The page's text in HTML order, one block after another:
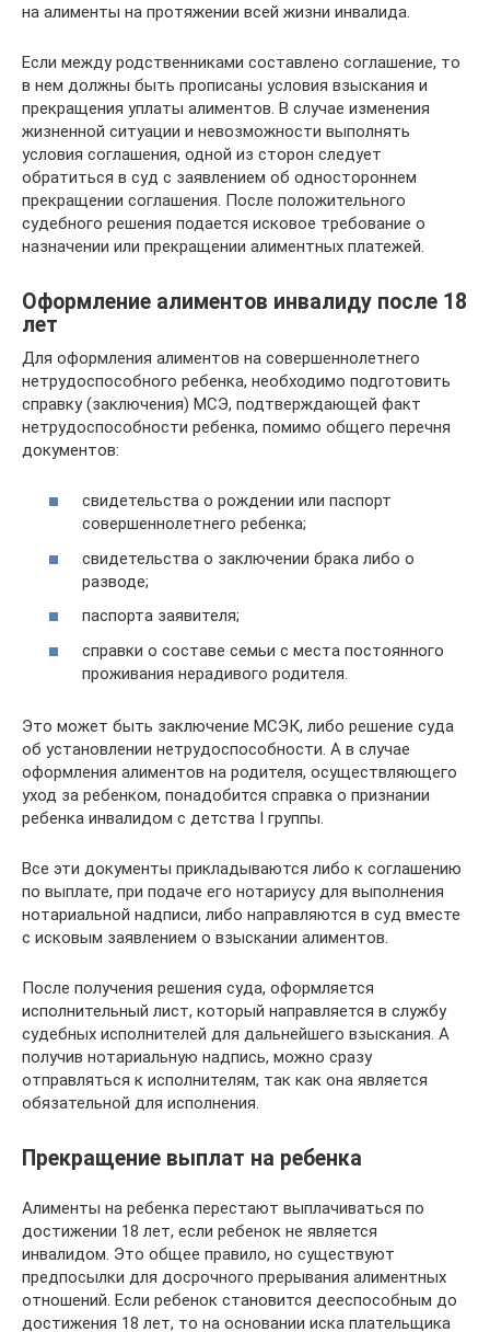
на алименты на протяжении всей жизни инвалида.
Если между родственниками составлено соглашение, то
в нем должны быть прописаны условия взыскания и
прекращения уплаты алиментов. В случае изменения
жизненной ситуации и невозможности выполнять
условия соглашения, одной из сторон следует
обратиться в суд с заявлением об одностороннем
прекращении соглашения. После положительного
судебного решения подается исковое требование о
назначении или прекращении алиментных платежей.
Оформление алиментов инвалиду после 18
лет
Для оформления алиментов на совершеннолетнего
нетрудоспособного ребенка, необходимо подготовить
справку (заключения) МСЭ, подтверждающей факт
нетрудоспособности ребенка, помимо общего перечня
документов:
свидетельства о рождении или паспорт
совершеннолетнего ребенка;
свидетельства о заключении брака либо о
разводе;
паспорта заявителя;
справки о составе семьи с места постоянного
проживания нерадивого родителя.
Это может быть заключение МСЭК, либо решение суда
об установлении нетрудоспособности. А в случае
оформления алиментов на родителя, осуществляющего
уход за ребенком, понадобится справка о признании
ребенка инвалидом с детства I группы.
Все эти документы прикладываются либо к соглашению
по выплате, при подаче его нотариусу для выполнения
нотариальной надписи, либо направляются в суд вместе
с исковым заявлением о взыскании алиментов.
После получения решения суда, оформляется
исполнительный лист, который направляется в службу
судебных исполнителей для дальнейшего взыскания. А
получив нотариальную надпись, можно сразу
отправляться к исполнителям, так как она является
обязательной для исполнения.
Прекращение выплат на ребенка
Алименты на ребенка перестают выплачиваться по
достижении 18 лет, если ребенок не является
инвалидом. Это общее правило, но существуют
предпосылки для досрочного прерывания алиментных
отношений. Если ребенок становится дееспособным до
достижения 18 лет, то на основании иска плательщика